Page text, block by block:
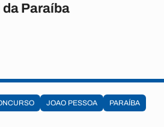
Paraíba
JOAO PESSOA
PARAÍBA